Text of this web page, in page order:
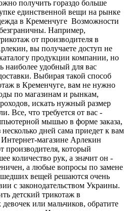
получить гораздо больше
единственной вещи на рынке
в Кременчуге Возможности
Например,
от производителя в
вы получаете доступ не
продукции компании, но
наиболее удобный для вас
Выбирая такой способ
в Кременчуге, вам не нужно
по магазинам и рынкам,
искать нужный размер
Все, что требуется от вас -
мышью в форме заказа,
дней сама приедет к вам
магазине Арлекин
производителя, который
количество рук, а значит он -
а любые вопросы по замене
вещей решаются очень
с законодательством Украины.
детский трикотаж в
или мальчиков, обратите